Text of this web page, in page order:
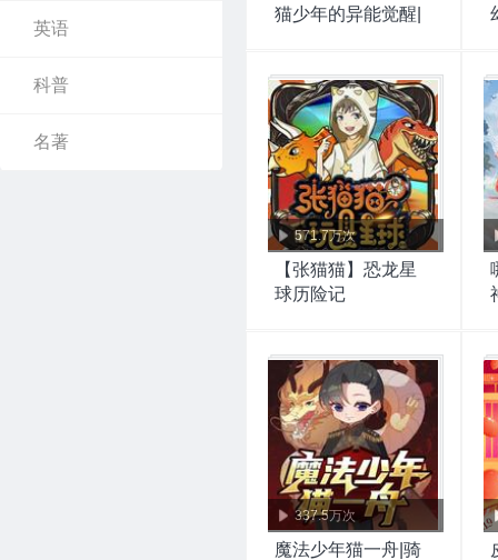
英语
科普
名著
猫少年的异能觉醒|
571.7万次
【张猫猫】恐龙星
球历险记
337.5万次
魔法少年猫一舟|骑